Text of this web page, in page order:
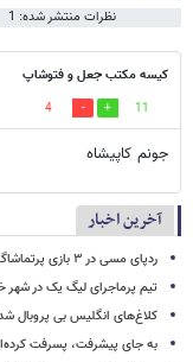
نظرات منتشر شده: 1
کیسه مکتب جعل و فتوشاپ
11
4
جونم کاپیشاه
آخرین اخبار
ردپای مسی در ۳ بازی پرتماشاگر جام‌جهانی!
تیم پرماجرای لیگ یک در شهر
کلاغ‌های انگلیس بی پروبال
به جای پیشرفت، پسرفت